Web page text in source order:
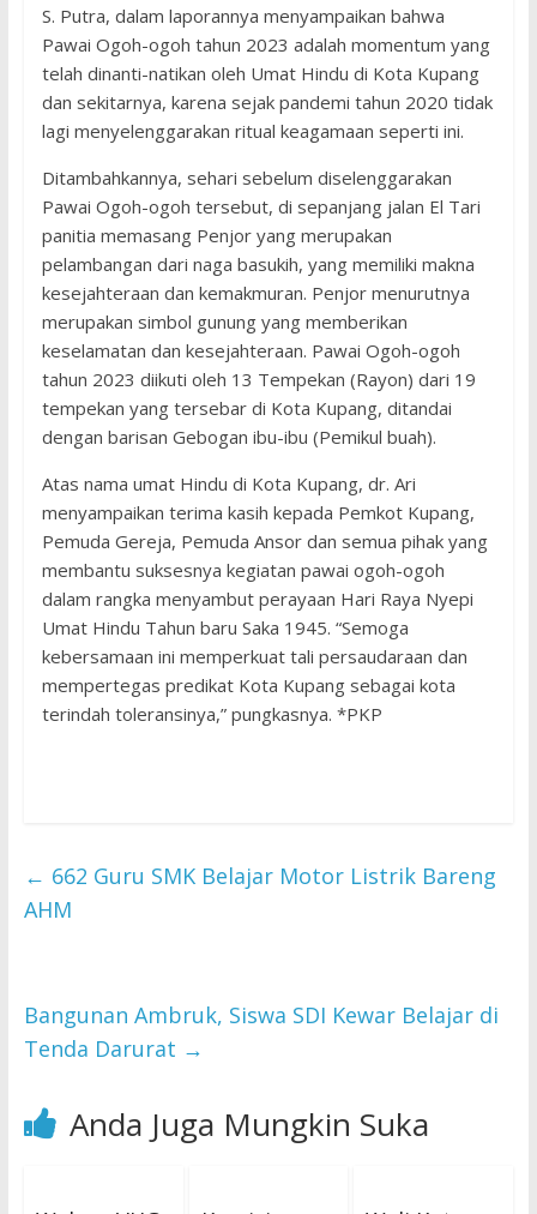
S. Putra, dalam laporannya menyampaikan bahwa
Pawai Ogoh-ogoh tahun 2023 adalah momentum yang
telah dinanti-natikan oleh Umat Hindu di Kota Kupang
dan sekitarnya, karena sejak pandemi tahun 2020 tidak
lagi menyelenggarakan ritual keagamaan seperti ini.
Ditambahkannya, sehari sebelum diselenggarakan
Pawai Ogoh-ogoh tersebut, di sepanjang jalan El Tari
panitia memasang Penjor yang merupakan
pelambangan dari naga basukih, yang memiliki makna
kesejahteraan dan kemakmuran. Penjor menurutnya
merupakan simbol gunung yang memberikan
keselamatan dan kesejahteraan. Pawai Ogoh-ogoh
tahun 2023 diikuti oleh 13 Tempekan (Rayon) dari 19
tempekan yang tersebar di Kota Kupang, ditandai
dengan barisan Gebogan ibu-ibu (Pemikul buah).
Atas nama umat Hindu di Kota Kupang, dr. Ari
menyampaikan terima kasih kepada Pemkot Kupang,
Pemuda Gereja, Pemuda Ansor dan semua pihak yang
membantu suksesnya kegiatan pawai ogoh-ogoh
dalam rangka menyambut perayaan Hari Raya Nyepi
Umat Hindu Tahun baru Saka 1945. “Semoga
kebersamaan ini memperkuat tali persaudaraan dan
mempertegas predikat Kota Kupang sebagai kota
terindah toleransinya,” pungkasnya. *PKP
← 662 Guru SMK Belajar Motor Listrik Bareng
AHM
Bangunan Ambruk, Siswa SDI Kewar Belajar di
Tenda Darurat →
Anda Juga Mungkin Suka